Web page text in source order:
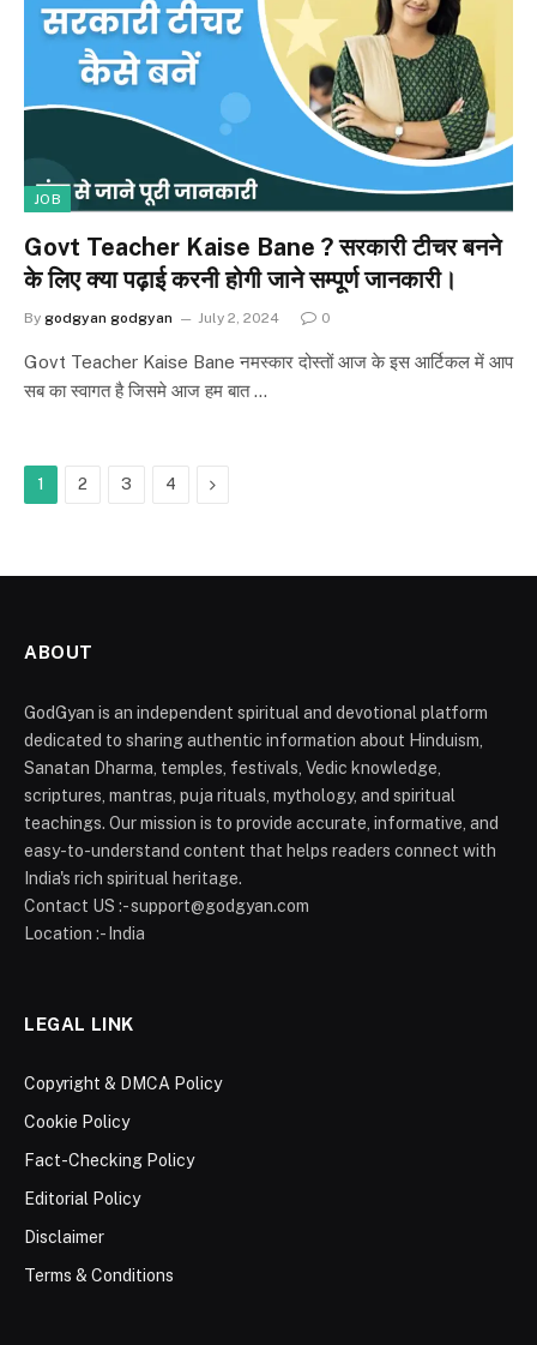
JOB
Govt Teacher Kaise Bane ? सरकारी टीचर बनने
के लिए क्या पढ़ाई करनी होगी जाने सम्पूर्ण जानकारी।
By godgyan godgyan July 2, 2024 0
Govt Teacher Kaise Bane नमस्कार दोस्तों आज के इस आर्टिकल में आप
सब का स्वागत है जिसमे आज हम बात …
1 2 3 4 Next
ABOUT
GodGyan is an independent spiritual and devotional platform
dedicated to sharing authentic information about Hinduism,
Sanatan Dharma, temples, festivals, Vedic knowledge,
scriptures, mantras, puja rituals, mythology, and spiritual
teachings. Our mission is to provide accurate, informative, and
easy-to-understand content that helps readers connect with
India's rich spiritual heritage.
Contact US :- support@godgyan.com
Location :- India
LEGAL LINK
Copyright & DMCA Policy
Cookie Policy
Fact-Checking Policy
Editorial Policy
Disclaimer
Terms & Conditions